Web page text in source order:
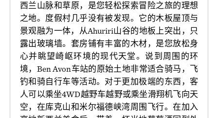
西兰山脉和草原，是您轻松探索冒险之旅的理想
之地。度假村几乎没有被发现。它的木板屋顶与
景观融为一体，从Ahuriri山谷的地板上突出，只
露出玻璃墙。套房铺有丰富的木材，是您放松身
心并眺望崎岖环境的现代天堂。说到周围的环
境，Ben Avon车站的原始土地非常适合骑马，飞
钓和骑自行车等活动。对于更加极端的东西，客
人可以乘坐4WD越野车越野或乘坐滑翔机飞向天
空，在库克山和米尔福德峡湾周围飞行。在加入